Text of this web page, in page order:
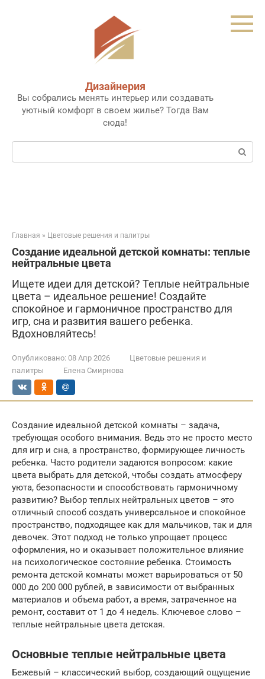
Дизайнерия
Вы собрались менять интерьер или создавать
уютный комфорт в своем жилье? Тогда Вам
сюда!
Поиск:
Главная » Цветовые решения и палитры
Создание идеальной детской комнаты: теплые
нейтральные цвета
Ищете идеи для детской? Теплые нейтральные
цвета – идеальное решение! Создайте
спокойное и гармоничное пространство для
игр, сна и развития вашего ребенка.
Вдохновляйтесь!
Опубликовано: 08 Апр 2026
Цветовые решения и
палитры
Елена Смирнова
Создание идеальной детской комнаты – задача,
требующая особого внимания. Ведь это не просто место
для игр и сна, а пространство, формирующее личность
ребенка. Часто родители задаются вопросом: какие
цвета выбрать для детской, чтобы создать атмосферу
уюта, безопасности и способствовать гармоничному
развитию? Выбор теплых нейтральных цветов – это
отличный способ создать универсальное и спокойное
пространство, подходящее как для мальчиков, так и для
девочек. Этот подход не только упрощает процесс
оформления, но и оказывает положительное влияние
на психологическое состояние ребенка. Стоимость
ремонта детской комнаты может варьироваться от 50
000 до 200 000 рублей, в зависимости от выбранных
материалов и объема работ, а время, затраченное на
ремонт, составит от 1 до 4 недель. Ключевое слово –
теплые нейтральные цвета детская.
Основные теплые нейтральные цвета
Бежевый – классический выбор, создающий ощущение